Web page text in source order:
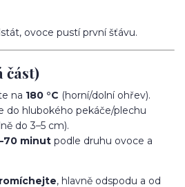
ovoce pustí první šťávu.
část)
na 180 °C (horní/dolní ohřev).
do hlubokého pekáče/plechu
do 3–5 cm).
minut podle druhu ovoce a
, hlavně odspodu a od